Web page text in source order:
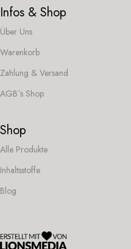
Infos & Shop
Über Uns
Warenkorb
Zahlung & Versand
AGB´s Shop
Shop
Alle Produkte
Inhaltsstoffe
Blog